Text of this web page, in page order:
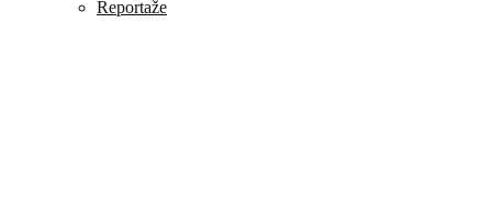
Reportaže